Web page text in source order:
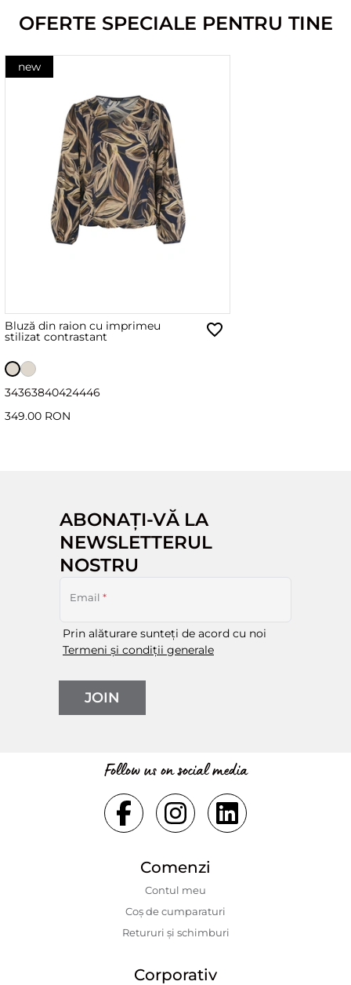
OFERTE SPECIALE PENTRU TINE
new
Bluză din raion cu imprimeu
stilizat contrastant
34363840424446
349.00 RON
ABONAȚI-VĂ LA
NEWSLETTERUL
NOSTRU
Email *
Prin alăturare sunteți de acord cu noi
Termeni și condiții generale
JOIN
Follow us on social media
Comenzi
Contul meu
Coș de cumparaturi
Retururi și schimburi
Corporativ